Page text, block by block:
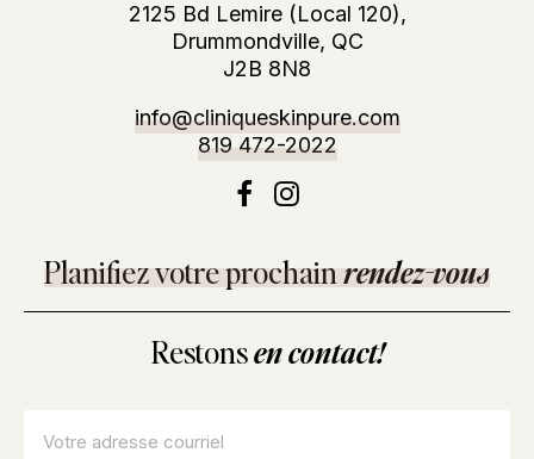
2125 Bd Lemire (Local 120),
Drummondville, QC
J2B 8N8
info@cliniqueskinpure.com
819 472-2022
Planifiez votre prochainrendez-vous
Restonsen contact!